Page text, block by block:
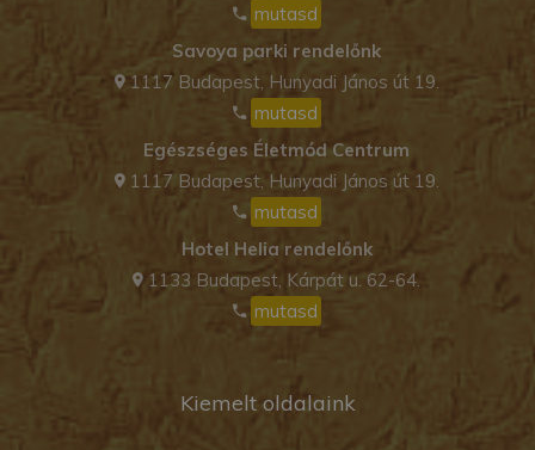
mutasd
Savoya parki rendelőnk
1117 Budapest, Hunyadi János út 19.
mutasd
Egészséges Életmód Centrum
1117 Budapest, Hunyadi János út 19.
mutasd
Hotel Helia rendelőnk
1133 Budapest, Kárpát u. 62-64.
mutasd
Kiemelt oldalaink